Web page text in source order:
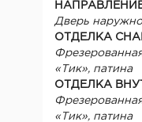
Дверь
ОТДЕЛКА
«Тик», патина
ОТДЕЛКА
«Тик», патина